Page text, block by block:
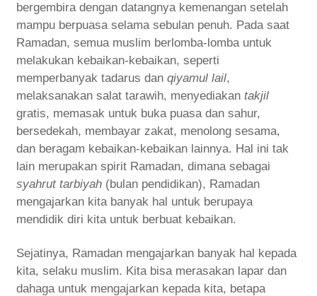
bergembira dengan datangnya kemenangan setelah
mampu berpuasa selama sebulan penuh. Pada saat
Ramadan, semua muslim berlomba-lomba untuk
melakukan kebaikan-kebaikan, seperti
memperbanyak tadarus dan qiyamul lail,
melaksanakan salat tarawih, menyediakan takjil
gratis, memasak untuk buka puasa dan sahur,
bersedekah, membayar zakat, menolong sesama,
dan beragam kebaikan-kebaikan lainnya. Hal ini tak
lain merupakan spirit Ramadan, dimana sebagai
syahrut tarbiyah(bulan pendidikan), Ramadan
mengajarkan kita banyak hal untuk berupaya
mendidik diri kita untuk berbuat kebaikan.
Sejatinya, Ramadan mengajarkan banyak hal kepada
kita, selaku muslim. Kita bisa merasakan lapar dan
dahaga untuk mengajarkan kepada kita, betapa